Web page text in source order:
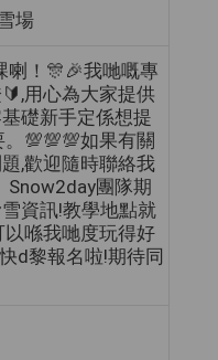
場
喇！🎊🎉我哋嘅專
用心為大家提供
礎新手定係想提
💯💯💯如果有關
,歡迎隨時聯絡我
Snow2day團隊期
資訊!教學地點就
喺我哋度玩得好
d黎報名啦!期待同